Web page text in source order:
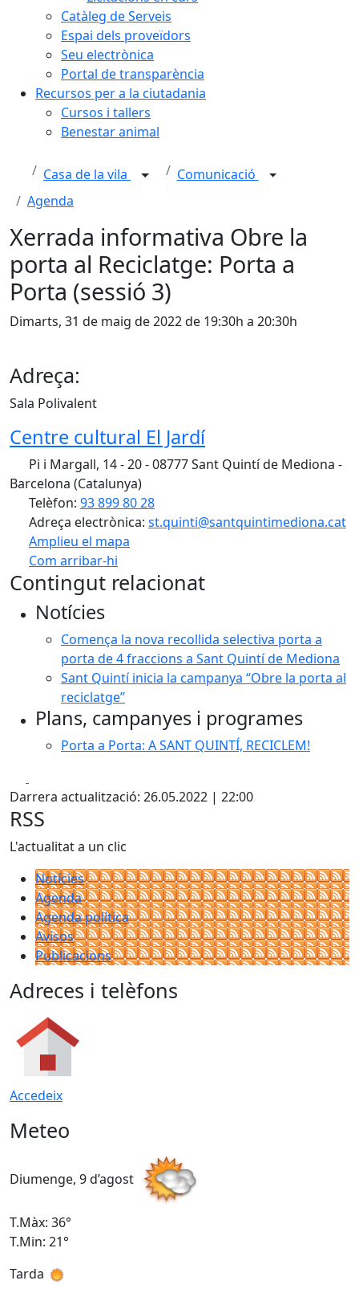
Catàleg de Serveis
Espai dels proveïdors
Seu electrònica
Portal de transparència
Recursos per a la ciutadania
Cursos i tallers
Benestar animal
Casa de la vila
Comunicació
Agenda
Xerrada informativa Obre la
porta al Reciclatge: Porta a
Porta (sessió 3)
Dimarts, 31 de maig de 2022 de 19:30h a 20:30h
Adreça:
Sala Polivalent
Centre cultural El Jardí
Pi i Margall, 14 - 20 - 08777 Sant Quintí de Mediona -
Barcelona (Catalunya)
Telèfon: 93 899 80 28
Adreça electrònica: st.quinti@santquintimediona.cat
Amplieu el mapa
Com arribar-hi
+
Contingut relacionat
Notícies
Comença la nova recollida selectiva porta a
porta de 4 fraccions a Sant Quintí de Mediona
Sant Quintí inicia la campanya “Obre la porta al
reciclatge”
Plans, campanyes i programes
Porta a Porta: A SANT QUINTÍ, RECICLEM!
Darrera actualització: 26.05.2022 | 22:00
RSS
L'actualitat a un clic
Notícies
Agenda
Agenda política
Avisos
Publicacions
Adreces i telèfons
Accedeix
Meteo
Diumenge, 9 d’agost
T.Màx: 36°
T.Min: 21°
Tarda